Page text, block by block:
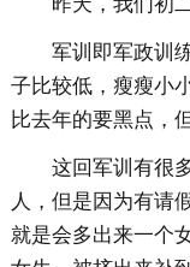
军训即军政训
子比较低，瘦瘦小
比去年的要黑点，
这回军训有很
人，但是因为有请
就是会多出来一个